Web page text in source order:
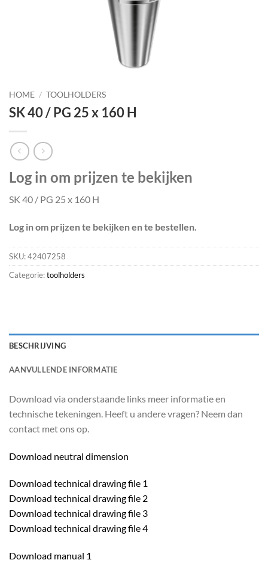
HOME / TOOLHOLDERS
SK 40 / PG 25 x 160 H
Log in om prijzen te bekijken
SK 40 / PG 25 x 160 H
Log in om prijzen te bekijken en te bestellen.
SKU:42407258
Categorie:toolholders
BESCHRIJVING
AANVULLENDE INFORMATIE
Download via onderstaande links meer informatie en
technische tekeningen. Heeft u andere vragen? Neem dan
contact met ons op.
Download neutral dimension
Download technical drawing file 1
Download technical drawing file 2
Download technical drawing file 3
Download technical drawing file 4
Download manual 1